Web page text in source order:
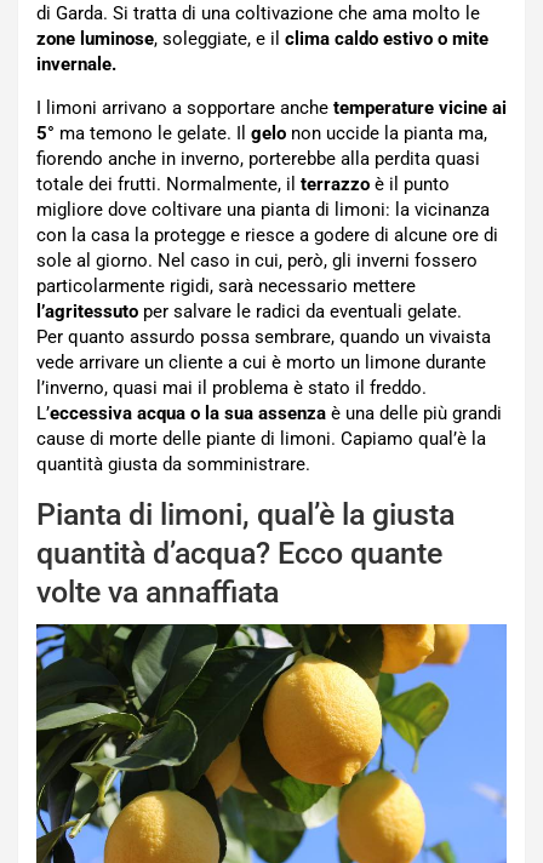
di Garda. Si tratta di una coltivazione che ama molto le
zone luminose, soleggiate, e il clima caldo estivo o mite
invernale.
I limoni arrivano a sopportare anche temperature vicine ai
5° ma temono le gelate. Il gelo non uccide la pianta ma,
fiorendo anche in inverno, porterebbe alla perdita quasi
totale dei frutti. Normalmente, il terrazzo è il punto
migliore dove coltivare una pianta di limoni: la vicinanza
con la casa la protegge e riesce a godere di alcune ore di
sole al giorno. Nel caso in cui, però, gli inverni fossero
particolarmente rigidi, sarà necessario mettere
l’agritessuto per salvare le radici da eventuali gelate.
Per quanto assurdo possa sembrare, quando un vivaista
vede arrivare un cliente a cui è morto un limone durante
l’inverno, quasi mai il problema è stato il freddo.
L’eccessiva acqua o la sua assenza è una delle più grandi
cause di morte delle piante di limoni. Capiamo qual’è la
quantità giusta da somministrare.
Pianta di limoni, qual’è la giusta
quantità d’acqua? Ecco quante
volte va annaffiata